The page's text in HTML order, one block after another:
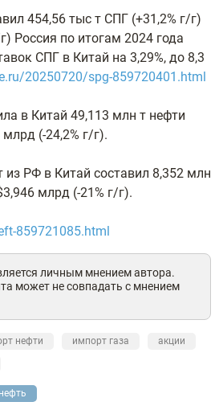
454,56 тыс т СПГ (+31,2% г/г)
Россия по итогам 2024 года
СПГ в Китай на 3,29%, до 8,3
20250720/spg-859720401.html
в Китай 49,113 млн т нефти
(-24,2% г/г).
РФ в Китай составил 8,352 млн
млрд (-21% г/г).
859721085.html
личным мнением автора.
может не совпадать с мнением
нефти импорт газа
акции